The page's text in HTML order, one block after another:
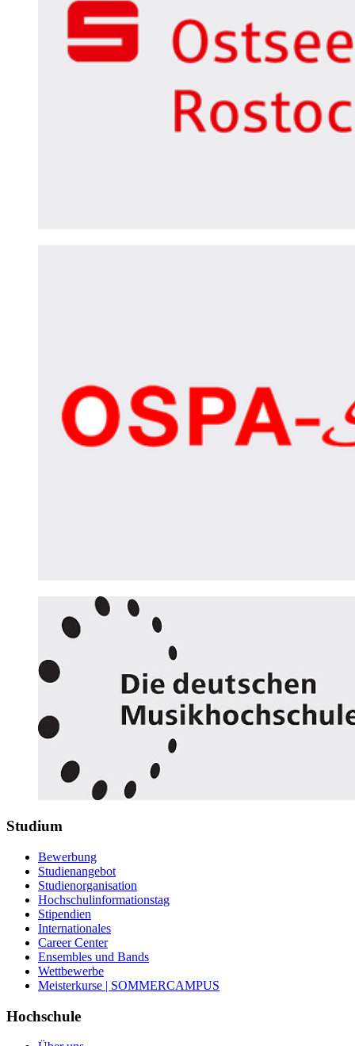
Studium
Bewerbung
Studienangebot
Studienorganisation
Hochschulinformationstag
Stipendien
Internationales
Career Center
Ensembles und Bands
Wettbewerbe
Meisterkurse | SOMMERCAMPUS
Hochschule